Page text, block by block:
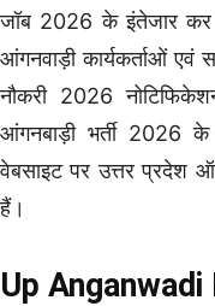
जॉब 2026 के इंतेजार कर
आंगनवाड़ी कार्यकर्ताओं एवं
नौकरी 2026
आंगनबाड़ी भर्ती 2026
वेबसाइट पर उत्तर प्रदेश
हैं।
Up